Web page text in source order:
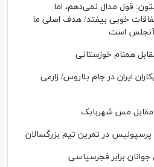
قول مدال نمی‌دهم، اما
اتفاقات خوبی بیفتد/ هدف اصلی ما
است
همنام خوزستانی
ایران در جام بلاروس/ زارعی
مقابل مس شهربابک
در تمرین تیم بزرگسالان
برابر فجرسپاسی